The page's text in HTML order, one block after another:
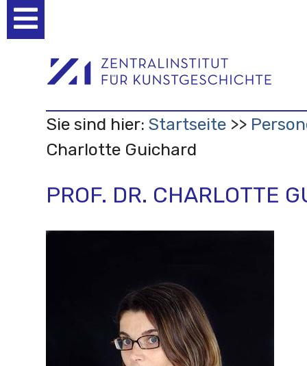
Werkzeuge
Sie sind hier: Startseite
Charlotte Guichard
PROF. DR. CHARLOTTE